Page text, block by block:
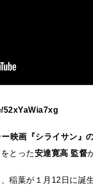
映画『シライサン』
とった安達寛高 監督
稲葉が１月12日に誕